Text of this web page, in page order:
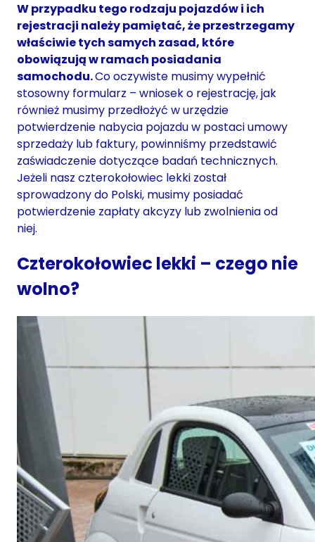
W przypadku tego rodzaju pojazdów i ich
rejestracji należy pamiętać, że przestrzegamy
właściwie tych samych zasad, które
obowiązują w ramach posiadania
samochodu.Co oczywiste musimy wypełnić
stosowny formularz – wniosek o rejestrację, jak
również musimy przedłożyć w urzędzie
potwierdzenie nabycia pojazdu w postaci umowy
sprzedaży lub faktury, powinniśmy przedstawić
zaświadczenie dotyczące badań technicznych.
Jeżeli nasz czterokołowiec lekki został
sprowadzony do Polski, musimy posiadać
potwierdzenie zapłaty akcyzy lub zwolnienia od
niej.
Czterokołowiec lekki – czego nie
wolno?